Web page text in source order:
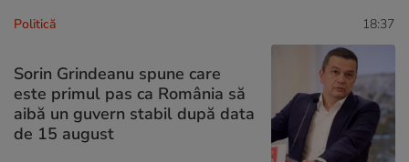
Politică 18:37
Sorin Grindeanu spune care
este primul pas ca România să
aibă un guvern stabil după data
de 15 august